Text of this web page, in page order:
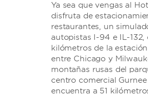
Ya sea que vengas al
disfruta de
restaurantes, un
autopistas I-94 e IL-
kilómetros de la
entre Chicago y
montañas rusas del
centro comercial
encuentra a 51